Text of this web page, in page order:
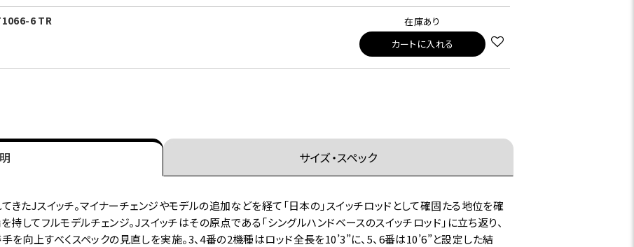
6 TR
在庫あり
カートに入れる
サイズ・スペック
たJスイッチ。マイナーチェンジやモデルの追加などを経て「日本の」スイッチロッドとして確固たる地位を確
持してフルモデルチェンジ。Jスイッチはその原点である「シングルハンドベースのスイッチロッド」に立ち返り、
を向上すべくスペックの見直しを実施。3、4番の2機種はロッド全長を10’3”に、5、6番は10’6”と設定した結